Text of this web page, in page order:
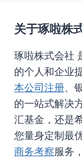
关于琢啦株
琢啦株式会社
的个人和企业
本公司注册、
的一站式解决
汇基金，还是
您量身定制最
商务考察服务